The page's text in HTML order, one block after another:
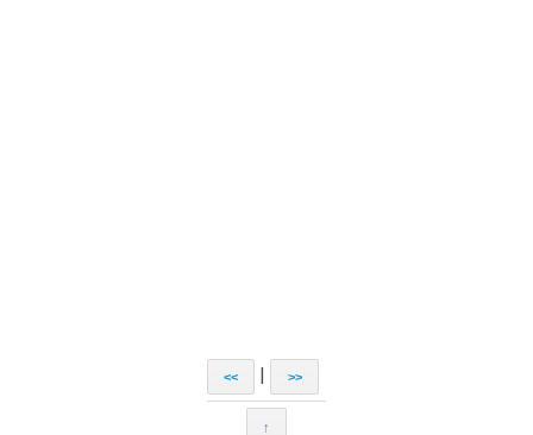
<< >>
↑